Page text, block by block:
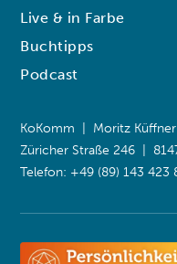
KoKomm | Moritz Küffner
Züricher Straße 246 |
Telefon: +49 (89) 143
Live & in Farbe
Buchtipps
Podcast